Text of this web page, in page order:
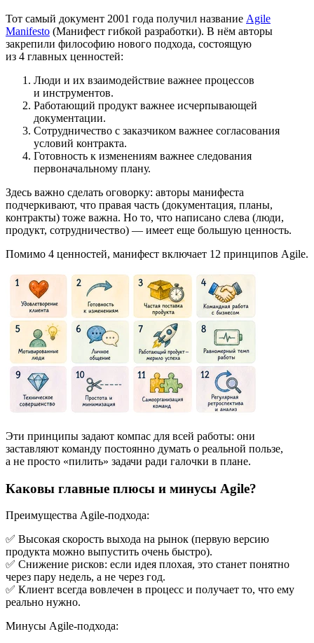
Тот самый документ 2001 года получил название Agile
Manifesto (Манифест гибкой разработки). В нём авторы
закрепили философию нового подхода, состоящую
из 4 главных ценностей:
Люди и их взаимодействие важнее процессов
и инструментов.
Работающий продукт важнее исчерпывающей
документации.
Сотрудничество с заказчиком важнее согласования
условий контракта.
Готовность к изменениям важнее следования
первоначальному плану.
Здесь важно сделать оговорку: авторы манифеста
подчеркивают, что правая часть (документация, планы,
контракты) тоже важна. Но то, что написано слева (люди,
продукт, сотрудничество) — имеет еще большую ценность.
Помимо 4 ценностей, манифест включает 12 принципов Agile.
Эти принципы задают компас для всей работы: они
заставляют команду постоянно думать о реальной пользе,
а не просто «пилить» задачи ради галочки в плане.
Каковы главные плюсы и минусы Agile?
Преимущества Agile-подхода:
✅ Высокая скорость выхода на рынок (первую версию
продукта можно выпустить очень быстро).
✅ Снижение рисков: если идея плохая, это станет понятно
через пару недель, а не через год.
✅ Клиент всегда вовлечен в процесс и получает то, что ему
реально нужно.
Минусы Agile-подхода: